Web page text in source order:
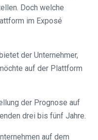
Doch welche
im Exposé
der Unternehmer,
auf der Plattform
der Prognose auf
drei bis fünf Jahre.
auf dem